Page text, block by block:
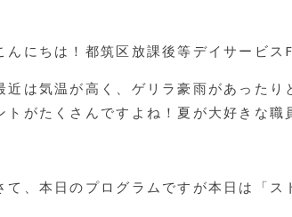
んにちは！都筑区放課後等デイサービス
近は気温が高く、ゲリラ豪雨があった
トがたくさんですよね！夏が大好きな
て、本日のプログラムですが本日は「ス